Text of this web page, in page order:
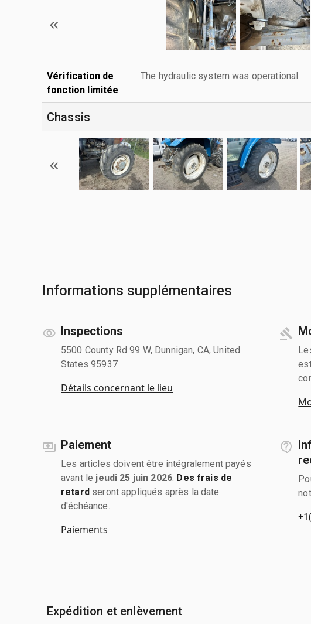
Vérification de
fonction limitée
The hydraulic system was operational.
Chassis
Informations supplémentaires
Inspections
5500 County Rd 99 W, Dunnigan, CA, United
States 95937
Détails concernant le lieu
Paiement
Les articles doivent être intégralement payés
avant le jeudi 25 juin 2026 Des frais de
retardseront appliqués après la date
d'échéance.
Paiements
Expédition et enlèvement